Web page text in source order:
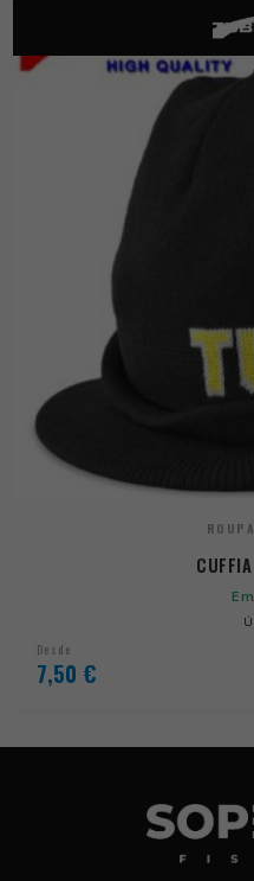
Desde
7,50 €